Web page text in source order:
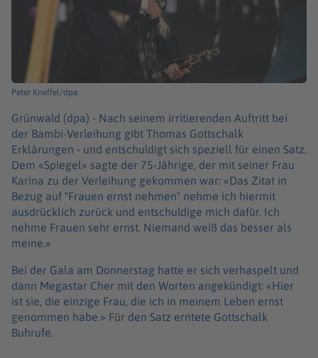
Peter Kneffel/dpa
Grünwald (dpa) - Nach seinem irritierenden Auftritt bei
der Bambi-Verleihung gibt Thomas Gottschalk
Erklärungen - und entschuldigt sich speziell für einen Satz.
Dem «Spiegel» sagte der 75-Jährige, der mit seiner Frau
Karina zu der Verleihung gekommen war: «Das Zitat in
Bezug auf "Frauen ernst nehmen" nehme ich hiermit
ausdrücklich zurück und entschuldige mich dafür. Ich
nehme Frauen sehr ernst. Niemand weiß das besser als
meine.»
Bei der Gala am Donnerstag hatte er sich verhaspelt und
dann Megastar Cher mit den Worten angekündigt: «Hier
ist sie, die einzige Frau, die ich in meinem Leben ernst
genommen habe.» Für den Satz erntete Gottschalk
Buhrufe.